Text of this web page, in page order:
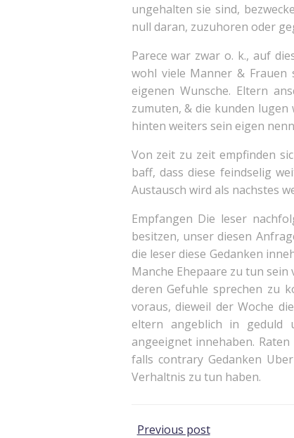
ungehalten sie sind,
null daran, zuzuhoren oder
Parece war zwar o. k., auf
wohl viele Manner & Frauen
eigenen Wunsche. Eltern
zumuten, & die kunden lugen
hinten weiters sein eigen
Von zeit zu zeit empfinden
baff, dass diese feindselig
Austausch wird als nachstes
Empfangen Die leser
besitzen, unser diesen
die leser diese Gedanken
Manche Ehepaare zu tun
deren Gefuhle sprechen zu
voraus, dieweil der Woche
eltern angeblich in geduld
angeeignet innehaben.
falls contrary Gedanken
Verhaltnis zu tun haben.
Previous post